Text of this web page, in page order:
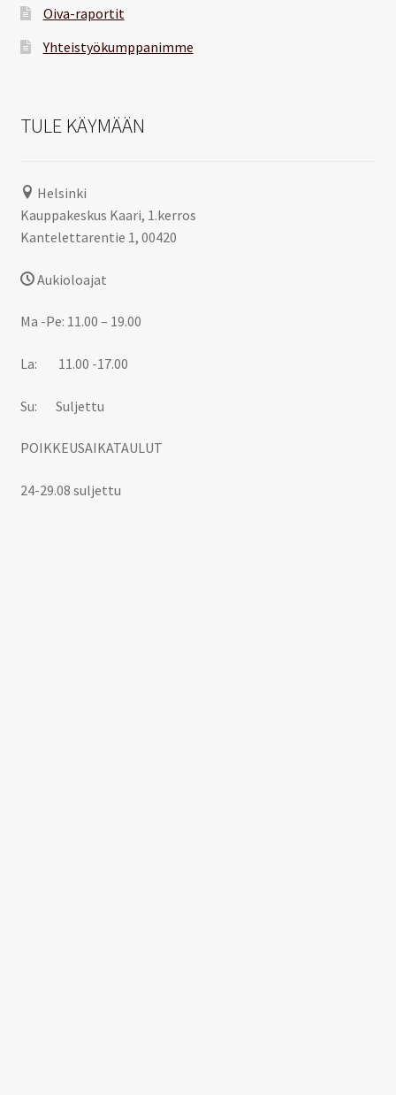
Oiva-raportit
Yhteistyökumppanimme
TULE KÄYMÄÄN
Helsinki
Kauppakeskus Kaari, 1.kerros
Kantelettarentie 1, 00420
Aukioloajat
Ma -Pe: 11.00 – 19.00
La: 11.00 -17.00
Su: Suljettu
POIKKEUSAIKATAULUT
24-29.08 suljettu